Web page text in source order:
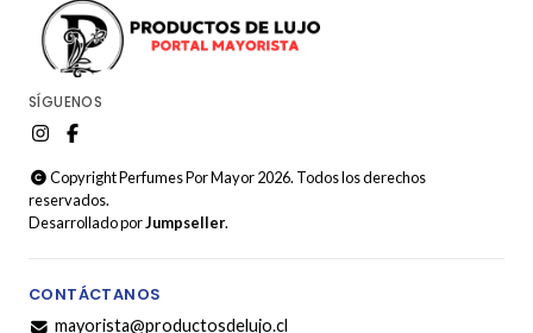
SÍGUENOS
Copyright Perfumes Por Mayor 2026. Todos los derechos
reservados.
Desarrollado porJumpseller.
CONTÁCTANOS
mayorista@productosdelujo.cl